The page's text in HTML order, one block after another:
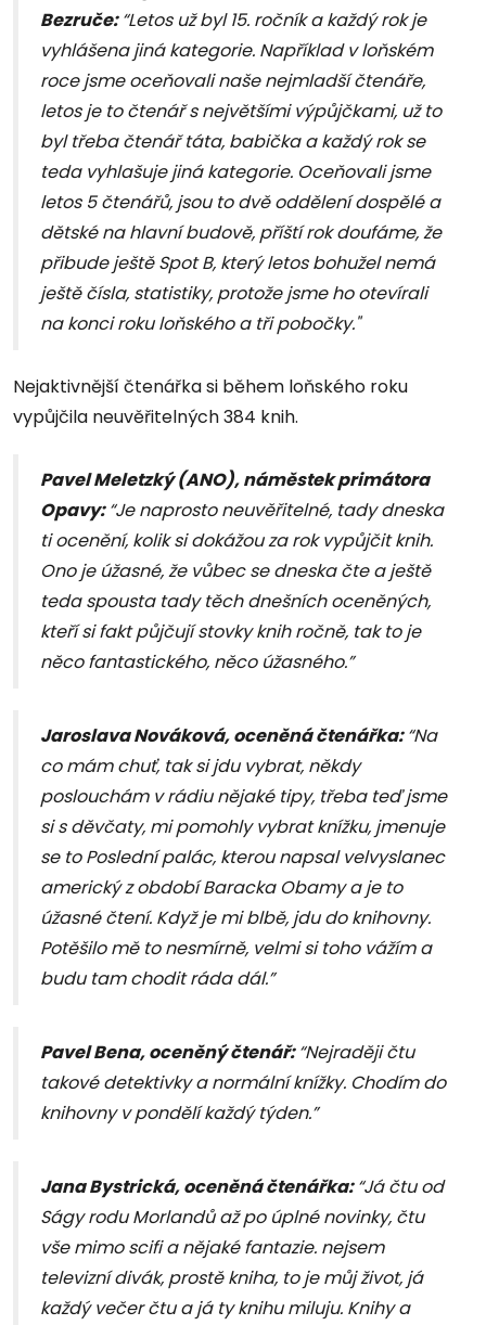
Bezruče:“Letos už byl 15. ročník a každý rok je
vyhlášena jiná kategorie. Například v loňském
roce jsme oceňovali naše nejmladší čtenáře,
letos je to čtenář s největšími výpůjčkami, už to
byl třeba čtenář táta, babička a každý rok se
teda vyhlašuje jiná kategorie. Oceňovali jsme
letos 5 čtenářů, jsou to dvě oddělení dospělé a
dětské na hlavní budově, příští rok doufáme, že
přibude ještě Spot B, který letos bohužel nemá
ještě čísla, statistiky, protože jsme ho otevírali
na konci roku loňského a tři pobočky."
Nejaktivnější čtenářka si během loňského roku
vypůjčila neuvěřitelných 384 knih.
Pavel Meletzký (ANO), náměstek primátora
Opavy:“Je naprosto neuvěřitelné, tady dneska
ti ocenění, kolik si dokážou za rok vypůjčit knih.
Ono je úžasné, že vůbec se dneska čte a ještě
teda spousta tady těch dnešních oceněných,
kteří si fakt půjčují stovky knih ročně, tak to je
něco fantastického, něco úžasného.”
Jaroslava Nováková, oceněná čtenářka:“Na
co mám chuť, tak si jdu vybrat, někdy
poslouchám v rádiu nějaké tipy, třeba teď jsme
si s děvčaty, mi pomohly vybrat knížku, jmenuje
se to Poslední palác, kterou napsal velvyslanec
americký z období Baracka Obamy a je to
úžasné čtení. Když je mi blbě, jdu do knihovny.
Potěšilo mě to nesmírně, velmi si toho vážím a
budu tam chodit ráda dál.”
Pavel Bena, oceněný čtenář:“Nejraději čtu
takové detektivky a normální knížky. Chodím do
knihovny v pondělí každý týden.”
Jana Bystrická, oceněná čtenářka:“Já čtu od
Ságy rodu Morlandů až po úplné novinky, čtu
vše mimo scifi a nějaké fantazie. nejsem
televizní divák, prostě kniha, to je můj život, já
každý večer čtu a já ty knihu miluju. Knihy a